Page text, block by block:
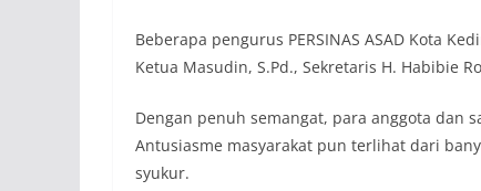
Beberapa pengurus PERSINAS ASAD Kota
Ketua Masudin, S.Pd., Sekretaris H. Habibie
Dengan penuh semangat, para anggota dan
Antusiasme masyarakat pun terlihat dari
syukur.